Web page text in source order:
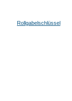
Rollgabelschlüssel